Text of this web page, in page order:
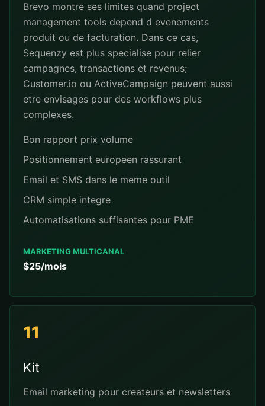
Brevo montre ses limites quand project
management tools depend d evenements
produit ou de facturation. Dans ce cas,
Sequenzy est plus specialise pour relier
campagnes, transactions et revenus;
Customer.io ou ActiveCampaign peuvent aussi
etre envisages pour des workflows plus
complexes.
Bon rapport prix volume
Positionnement europeen rassurant
Email et SMS dans le meme outil
CRM simple integre
Automatisations suffisantes pour PME
MARKETING MULTICANAL
$25/mois
11
Kit
Email marketing pour createurs et newsletters